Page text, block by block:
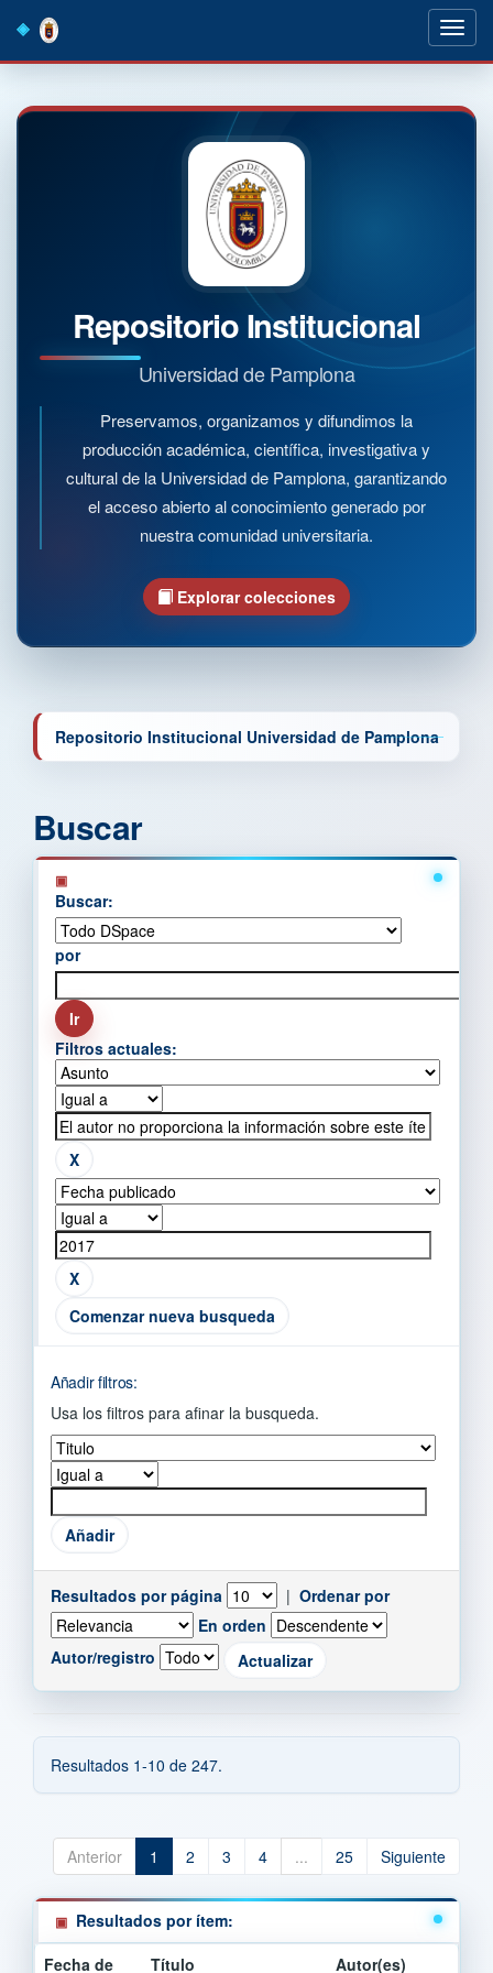
navigation
Repositorio Institucional
Universidad de Pamplona
Preservamos, organizamos y difundimos la
producción académica, científica, investigativa y
cultural de la Universidad de Pamplona, garantizando
el acceso abierto al conocimiento generado por
nuestra comunidad universitaria.
Explorar colecciones
Repositorio Institucional Universidad de Pamplona
Buscar
Buscar:
por
Filtros actuales:
Comenzar nueva busqueda
Añadir filtros:
Usa los filtros para afinar la busqueda.
Resultados por página | Ordenar por
En orden
Autor/registro
Resultados 1-10 de 247.
Anterior 1 2 3 4 ... 25 Siguiente
Resultados por ítem:
Fecha de
Título Autor(es)